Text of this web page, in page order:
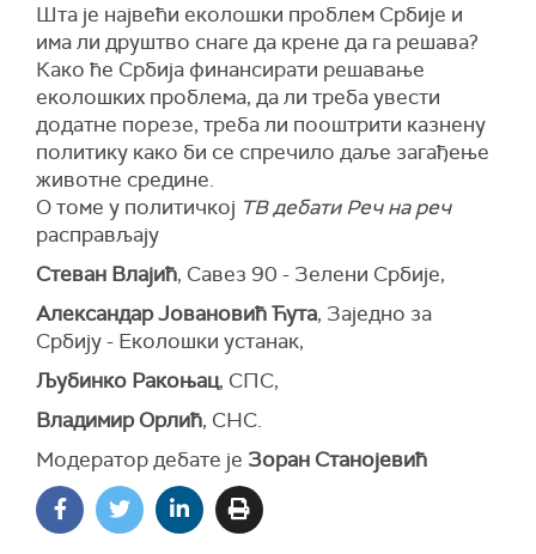
Шта је највећи еколошки проблем Србије и
има ли друштво снаге да крене да га решава?
Како ће Србија финансирати решавање
еколошких проблема, да ли треба увести
додатне порезе, треба ли пооштрити казнену
политику како би се спречило даље загађење
животне средине.
О томе у политичкој ТВ дебати Реч на реч
расправљају
Стеван Влајић, Савез 90 - Зелени Србије,
Александар Јовановић Ћута, Заједно за
Србију - Еколошки устанак,
Љубинко Ракоњац, СПС,
Владимир Орлић, СНС.
Модератор дебате је Зоран Станојевић